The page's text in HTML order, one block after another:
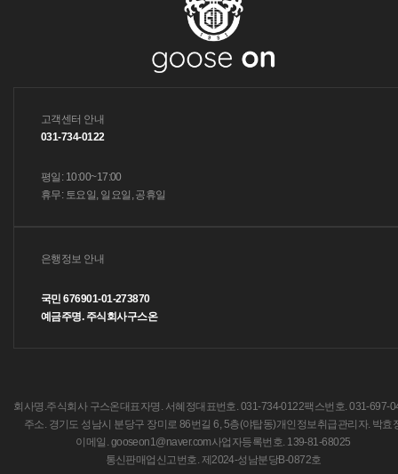
고객센터 안내
031-734-0122
평일: 10:00~17:00
휴무: 토요일, 일요일, 공휴일
은행정보 안내
국민 676901-01-273870
예금주명. 주식회사구스온
회사명.주식회사 구스온대표자명. 서혜정대표번호. 031-734-0122팩스번호. 031-697-
주소. 경기도 성남시 분당구 장미로 86번길 6, 5층(야탑동)개인정보취급관리자. 박효
이메일. gooseon1@naver.com사업자등록번호. 139-81-68025
통신판매업신고번호. 제2024-성남분당B-0872호